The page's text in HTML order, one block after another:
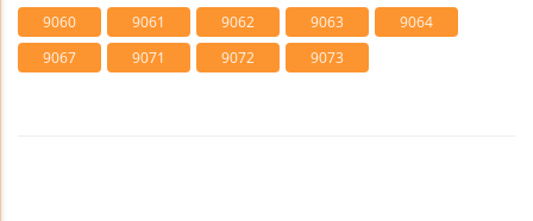
9060 9061 9062 9063
9064
9067
9071 9072 9073